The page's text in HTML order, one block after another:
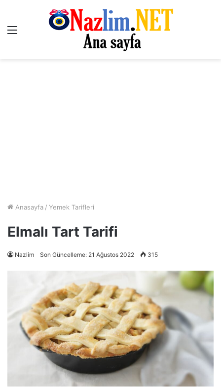
Menü
Anasayfa / Yemek Tarifleri
Elmalı Tart Tarifi
Nazlim Son Güncelleme: 21 Ağustos 2022 315